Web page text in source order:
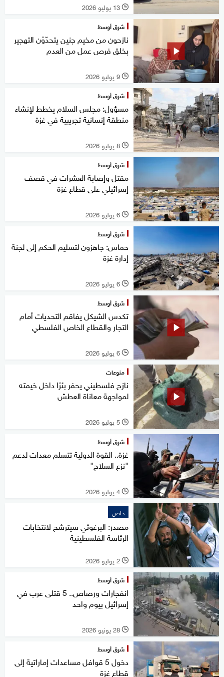
l 13 يوليو 2026
شرق أوسط
نازحون من مخيم جنين يتحدّوْن التهجير
بخلق فرص عمل من العدم
l 9 يوليو 2026
شرق أوسط
مسؤول: مجلس السلام يخطط لإنشاء
منطقة إنسانية تجريبية في غزة
l 8 يوليو 2026
شرق أوسط
مقتل وإصابة العشرات في قصف
إسرائيلي على قطاع غزة
l 6 يوليو 2026
شرق أوسط
حماس: جاهزون لتسليم الحكم إلى لجنة
إدارة غزة
l 6 يوليو 2026
شرق أوسط
تكدس الشيكل يفاقم التحديات أمام
التجار والقطاع الخاص الفلسطي
l 6 يوليو 2026
منوعات
نازح فلسطيني يحفر بئرًا داخل خيمته
لمواجهة معاناة العطش
l 5 يوليو 2026
شرق أوسط
غزة.. القوة الدولية تتسلم معدات لدعم
"نزع السلاح"
l 4 يوليو 2026
خاص
مصدر: البرغوثي سيترشح لانتخابات
الرئاسة الفلسطينية
l 2 يوليو 2026
شرق أوسط
انفجارات ورصاص.. 5 قتلى عرب في
إسرائيل بيوم واحد
l 28 يونيو 2026
شرق أوسط
دخول 5 قوافل مساعدات إماراتية إلى
قطاع غزة